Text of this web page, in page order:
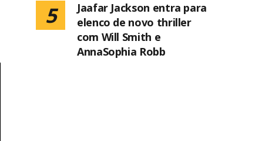
5
Jaafar Jackson entra para
elenco de novo thriller
com Will Smith e
AnnaSophia Robb